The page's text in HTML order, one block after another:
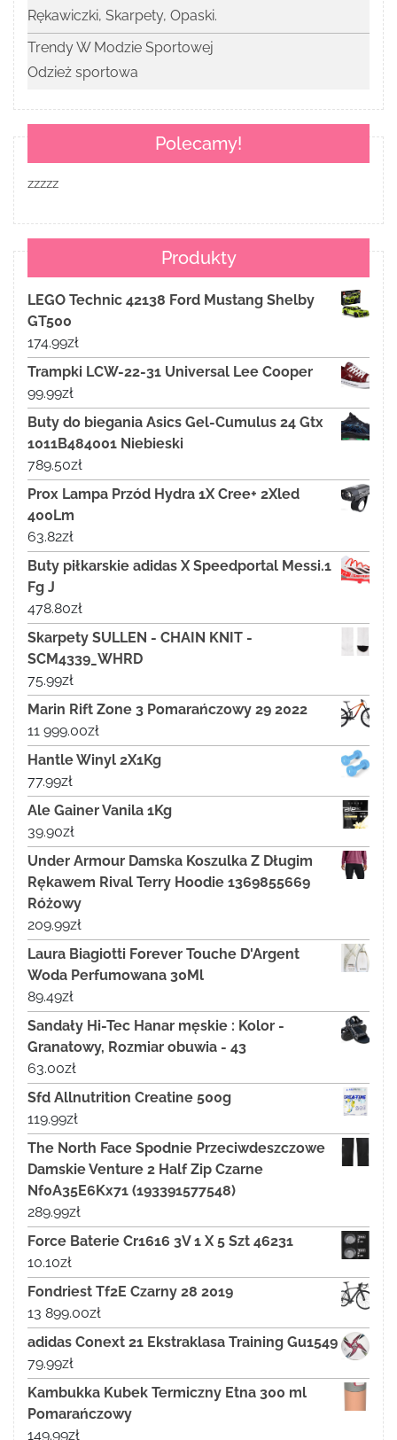
Rękawiczki, Skarpety, Opaski.
Trendy W Modzie Sportowej
Odzież sportowa
Polecamy!
zzzzz
Produkty
LEGO Technic 42138 Ford Mustang Shelby
GT500
174.99zł
Trampki LCW-22-31 Universal Lee Cooper
99.99zł
Buty do biegania Asics Gel-Cumulus 24 Gtx
1011B484001 Niebieski
789.50zł
Prox Lampa Przód Hydra 1X Cree+ 2Xled
400Lm
63.82zł
Buty piłkarskie adidas X Speedportal Messi.1
Fg J
478.80zł
Skarpety SULLEN - CHAIN KNIT -
SCM4339_WHRD
75.99zł
Marin Rift Zone 3 Pomarańczowy 29 2022
11 999.00zł
Hantle Winyl 2X1Kg
77.99zł
Ale Gainer Vanila 1Kg
39.90zł
Under Armour Damska Koszulka Z Długim
Rękawem Rival Terry Hoodie 1369855669
Różowy
209.99zł
Laura Biagiotti Forever Touche D'Argent
Woda Perfumowana 30Ml
89.49zł
Sandały Hi-Tec Hanar męskie : Kolor -
Granatowy, Rozmiar obuwia - 43
63.00zł
Sfd Allnutrition Creatine 500g
119.99zł
The North Face Spodnie Przeciwdeszczowe
Damskie Venture 2 Half Zip Czarne
Nf0A35E6Kx71 (193391577548)
289.99zł
Force Baterie Cr1616 3V 1 X 5 Szt 46231
10.10zł
Fondriest Tf2E Czarny 28 2019
13 899.00zł
adidas Conext 21 Ekstraklasa Training Gu1549
79.99zł
Kambukka Kubek Termiczny Etna 300 ml
Pomarańczowy
149.99zł